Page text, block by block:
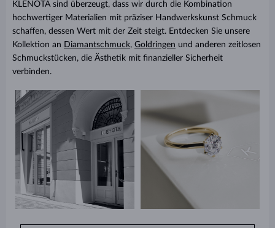
KLENOTA sind überzeugt, dass wir durch die Kombination
hochwertiger Materialien mit präziser Handwerkskunst Schmuck
schaffen, dessen Wert mit der Zeit steigt. Entdecken Sie unsere
Kollektion an Diamantschmuck, Goldringen und anderen zeitlosen
Schmuckstücken, die Ästhetik mit finanzieller Sicherheit
verbinden.